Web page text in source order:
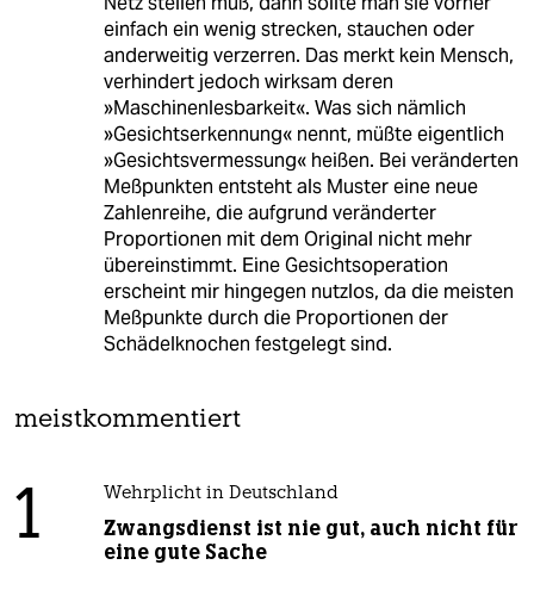
einfach ein wenig strecken, stauchen oder
anderweitig verzerren. Das merkt kein Mensch,
verhindert jedoch wirksam deren
»Maschinenlesbarkeit«. Was sich nämlich
»Gesichtserkennung« nennt, müßte eigentlich
»Gesichtsvermessung« heißen. Bei veränderten
Meßpunkten entsteht als Muster eine neue
Zahlenreihe, die aufgrund veränderter
Proportionen mit dem Original nicht mehr
übereinstimmt. Eine Gesichtsoperation
erscheint mir hingegen nutzlos, da die meisten
Meßpunkte durch die Proportionen der
Schädelknochen festgelegt sind.
meistkommentiert
1 Wehrplicht in Deutschland
Zwangsdienst ist nie gut, auch nicht für
eine gute Sache